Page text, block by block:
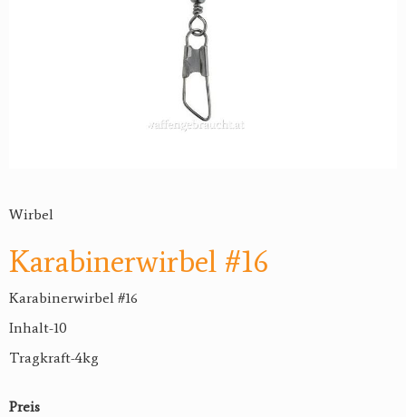
Wirbel
Karabinerwirbel #16
Karabinerwirbel #16
Inhalt-10
Tragkraft-4kg
Preis